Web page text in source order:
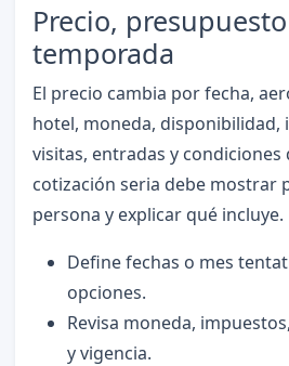
Precio,
temporada
El precio cambia por fecha,
hotel, moneda, disponibilidad,
visitas, entradas y condiciones
cotización seria debe mostrar
persona y explicar qué incluye.
Define fechas o mes
opciones.
Revisa moneda,
y vigencia.